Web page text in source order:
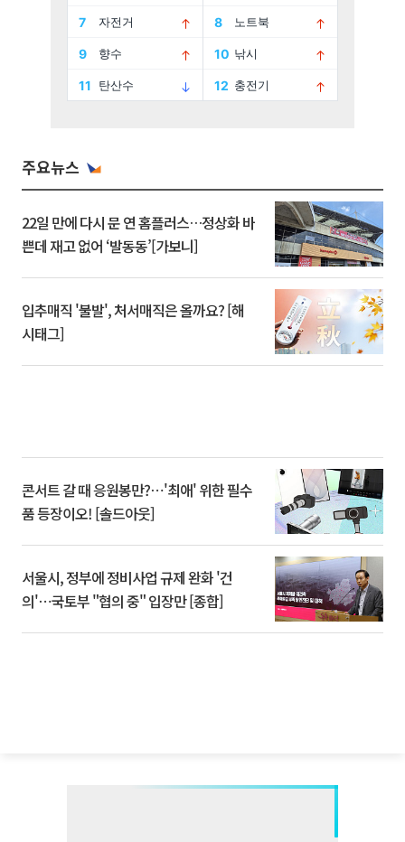
주요뉴스
22일 만에 다시 문 연 홈플러스…정상화 바
쁜데 재고 없어 ‘발동동’[가보니]
입추매직 '불발', 처서매직은 올까요? [해
시태그]
콘서트 갈 때 응원봉만?⋯'최애' 위한 필수
품 등장이오! [솔드아웃]
서울시, 정부에 정비사업 규제 완화 '건
의'⋯국토부 "협의 중" 입장만 [종합]